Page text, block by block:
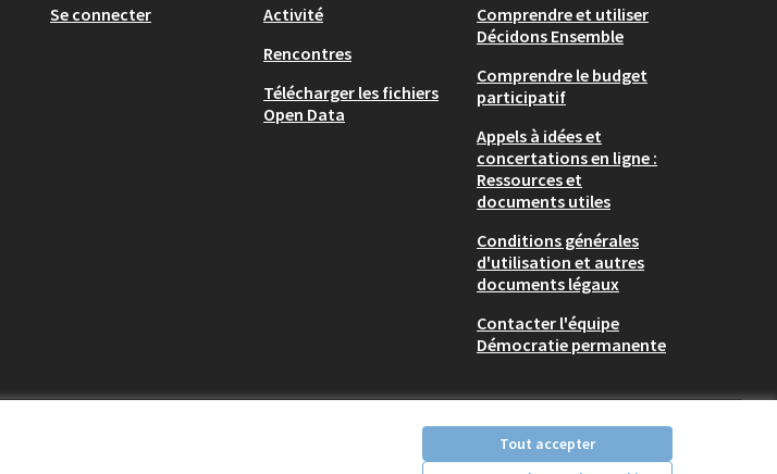
Tout accepter
Se connecter
Activité
Rencontres
Télécharger les fichiers
Open Data
Comprendre et utiliser
Décidons Ensemble
Comprendre le budget
participatif
Appels à idées et
concertations en ligne :
Ressources et
documents utiles
Conditions générales
d'utilisation et autres
documents légaux
Contacter l'équipe
Démocratie permanente